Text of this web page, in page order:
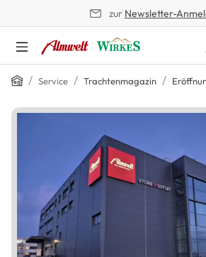
zur Newsletter-
Home
/ Service / Trachtenmagazin /